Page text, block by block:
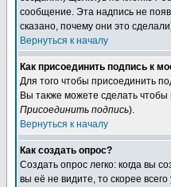
сообщение. Эта надпись не
сказано, почему они это
Вернуться к началу
Как присоединить подпись к
Для того чтобы присоединить
Вы также можете сделать
Присоединить подпись).
Вернуться к началу
Как создать опрос?
Создать опрос легко: когда вы
вы её не видите, то скорее